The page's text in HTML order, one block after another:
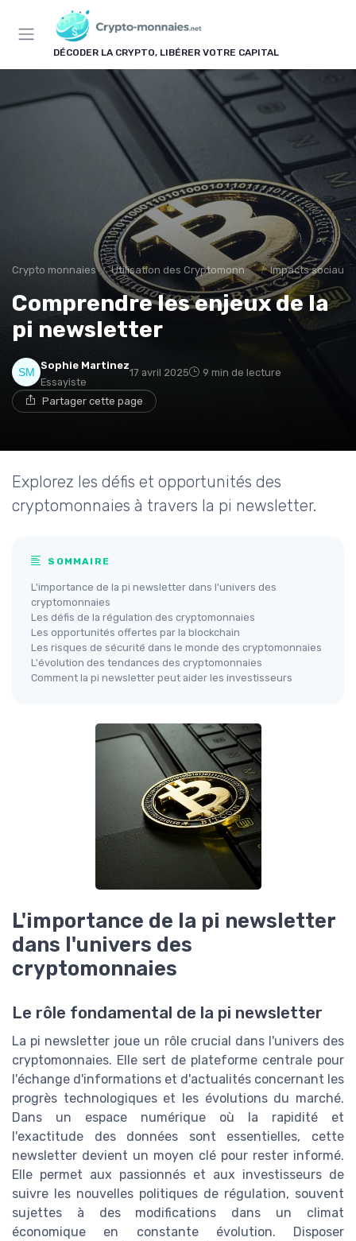
DÉCODER LA CRYPTO, LIBÉRER VOTRE CAPITAL
Crypto monnaies Utilisation des Cryptomonnaies Impacts sociaux
Comprendre les enjeux de la
pi newsletter
Sophie Martinez
Essayiste
17 avril 2025 9 min de lecture
Partager cette page
Explorez les défis et opportunités des
cryptomonnaies à travers la pi newsletter.
SOMMAIRE
L'importance de la pi newsletter dans l'univers des
cryptomonnaies
Les défis de la régulation des cryptomonnaies
Les opportunités offertes par la blockchain
Les risques de sécurité dans le monde des cryptomonnaies
L'évolution des tendances des cryptomonnaies
Comment la pi newsletter peut aider les investisseurs
L'importance de la pi newsletter
dans l'univers des
cryptomonnaies
Le rôle fondamental de la pi newsletter
La pi newsletter joue un rôle crucial dans l'univers des
cryptomonnaies. Elle sert de plateforme centrale pour
l'échange d'informations et d'actualités concernant les
progrès technologiques et les évolutions du marché.
Dans un espace numérique où la rapidité et
l'exactitude des données sont essentielles, cette
newsletter devient un moyen clé pour rester informé.
Elle permet aux passionnés et aux investisseurs de
suivre les nouvelles politiques de régulation, souvent
sujettes à des modifications dans un climat
économique en constante évolution. Disposer
Panneau de gestion des cookies